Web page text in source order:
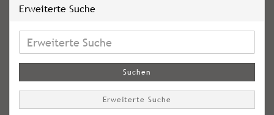
Erweiterte Suche
Erweiterte
Suche
Suchen
Erweiterte Suche